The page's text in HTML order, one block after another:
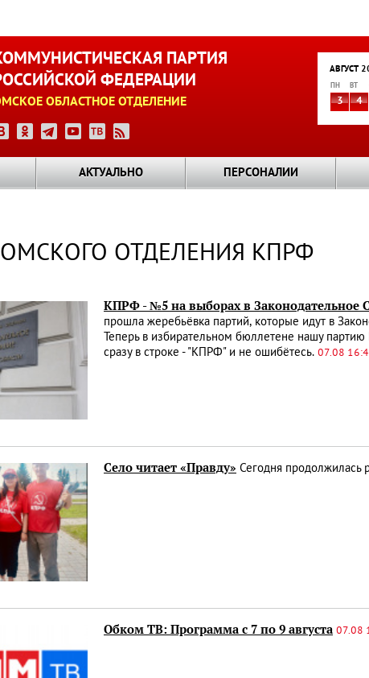
ПАРТИЯ
ФЕДЕРАЦИИ
ОБЛАСТНОЕ ОТДЕЛЕНИЕ
АВГУСТ
ПН ВТ
3 4
АКТУАЛЬНО ПЕРСОНАЛИИ
ОТДЕЛЕНИЯ КПРФ
КПРФ - №5 на выборах в Законодательное
прошла жеребьёвка партий, которые идут в
Теперь в избирательном бюллетене нашу
сразу в строке - "КПРФ" и не ошибётесь. 07.08
Село читает «Правду» Сегодня продолжилась
Обком ТВ: Программа с 7 по 9 августа 07.08